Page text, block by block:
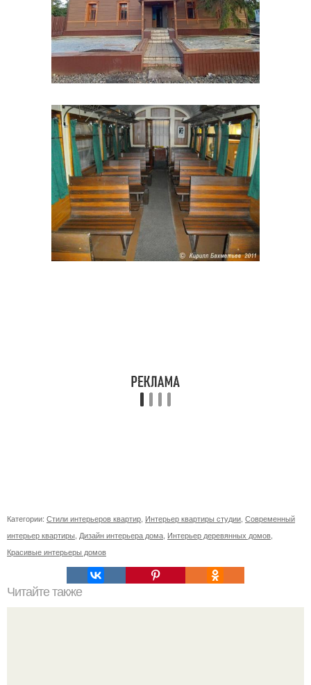
Категории: Стили интерьеров квартир, Интерьер квартиры студии, Современный
интерьер квартиры, Дизайн интерьера дома, Интерьер деревянных домов,
Красивые интерьеры домов
Читайте также